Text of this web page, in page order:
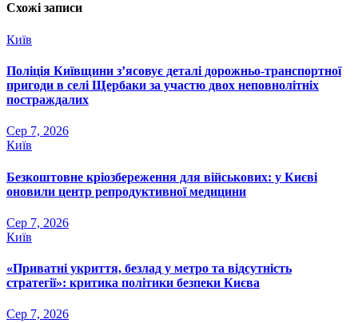
Схожі записи
Київ
Поліція Київщини з’ясовує деталі дорожньо-транспортної
пригоди в селі Щербаки за участю двох неповнолітніх
постраждалих
Сер 7, 2026
Київ
Безкоштовне кріозбереження для військових: у Києві
оновили центр репродуктивної медицини
Сер 7, 2026
Київ
«Приватні укриття, безлад у метро та відсутність
стратегії»: критика політики безпеки Києва
Сер 7, 2026